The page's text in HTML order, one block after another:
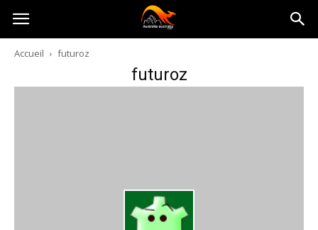
Australia-
australie.com
Accueil futuroz
futuroz